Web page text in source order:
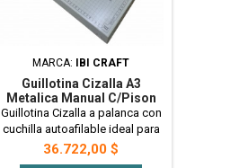
MARCA: IBI CRAFT
Guillotina Cizalla A3
Metalica Manual C/pison
46x38
Guillotina Cizalla a palanca con
cuchilla autoafilable ideal para
realizar tus cortes con
practicidad y precision. Cuenta
Precio
36.722,00 $